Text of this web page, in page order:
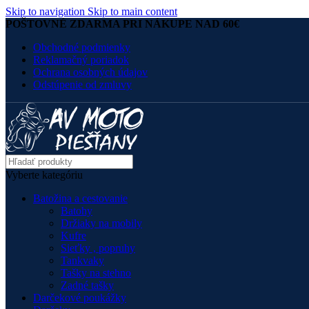
Skip to navigation Skip to main content
POŠTOVNÉ ZDARMA PRI NÁKUPE NAD 60€
Obchodné podmienky
Reklamačný poriadok
Ochrana osobných údajov
Odstúpenie od zmluvy
Vyberte kategóriu
Batožina a cestovanie
Batohy
Držiaky na mobily
Kufre
Sieťky , popruhy
Tankvaky
Tašky na stehno
Zadné tašky
Darčekové poukážky